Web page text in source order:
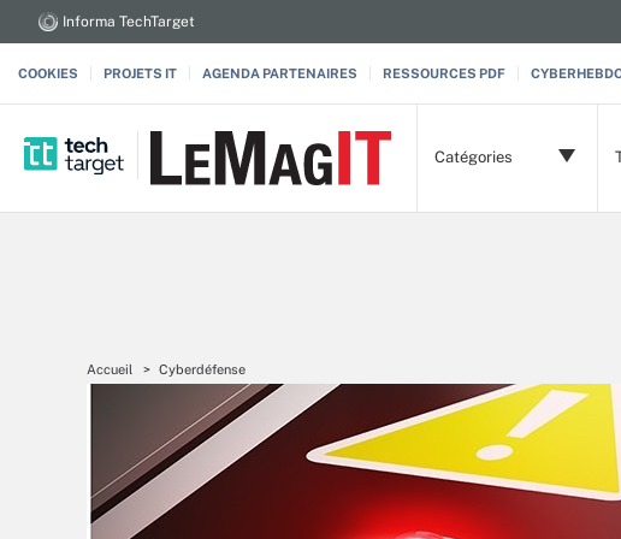
Informa TechTarget
COOKIES PROJETS IT AGENDA PARTENAIRES RESSOURCES PDF
Catégories
Accueil Cyberdéfense